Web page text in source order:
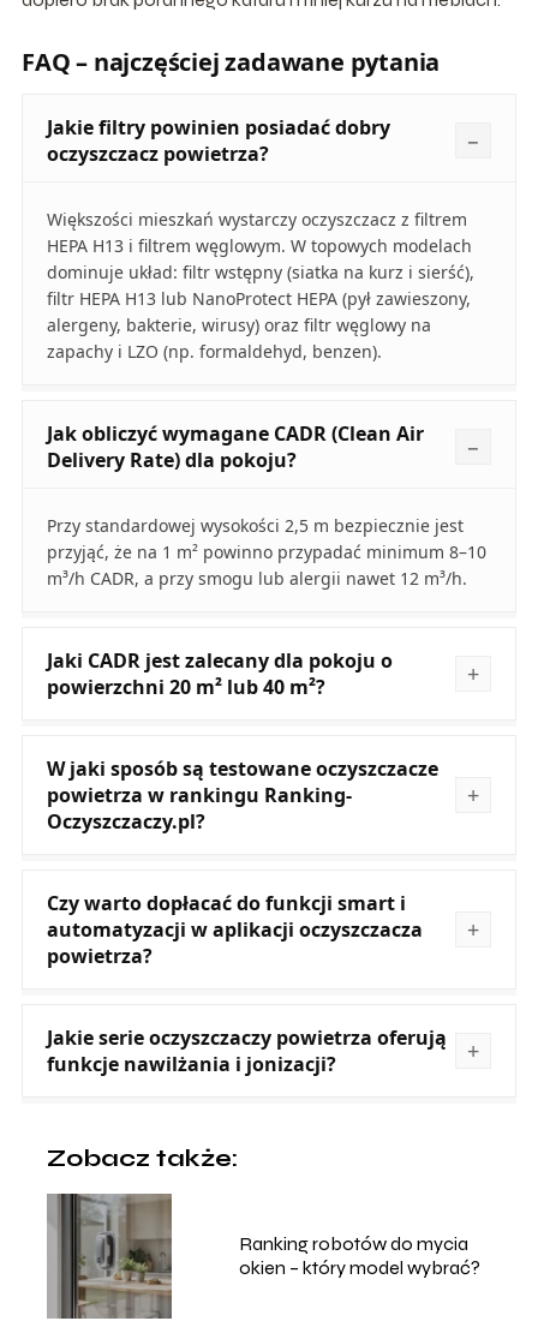
FAQ – najczęściej zadawane pytania
Jakie filtry powinien posiadać dobry
oczyszczacz powietrza?
Większości mieszkań wystarczy oczyszczacz z filtrem
HEPA H13 i filtrem węglowym. W topowych modelach
dominuje układ: filtr wstępny (siatka na kurz i sierść),
filtr HEPA H13 lub NanoProtect HEPA (pył zawieszony,
alergeny, bakterie, wirusy) oraz filtr węglowy na
zapachy i LZO (np. formaldehyd, benzen).
Jak obliczyć wymagane CADR (Clean Air
Delivery Rate) dla pokoju?
Przy standardowej wysokości 2,5 m bezpiecznie jest
przyjąć, że na 1 m² powinno przypadać minimum 8–10
m³/h CADR, a przy smogu lub alergii nawet 12 m³/h.
Jaki CADR jest zalecany dla pokoju o
powierzchni 20 m² lub 40 m²?
W jaki sposób są testowane oczyszczacze
powietrza w rankingu Ranking-
Oczyszczaczy.pl?
Czy warto dopłacać do funkcji smart i
automatyzacji w aplikacji oczyszczacza
powietrza?
Jakie serie oczyszczaczy powietrza oferują
funkcje nawilżania i jonizacji?
Zobacz także:
Ranking robotów do mycia
okien – który model wybrać?